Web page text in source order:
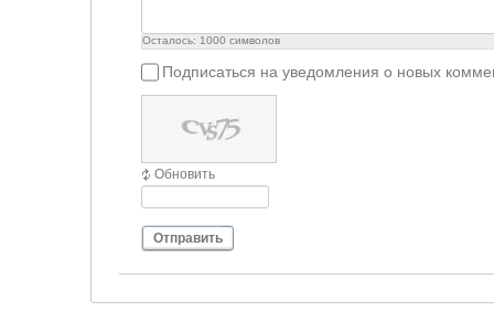
Осталось: 1000 символов
Подписаться на уведомления о новых
Обновить
Отправить